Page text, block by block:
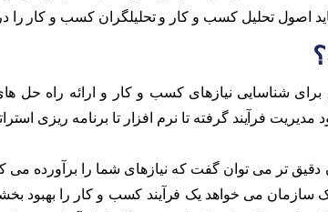
اصول تحلیل کسب و کار و تحلیلگران کسب و کار را
شناسایی نیازهای کسب و کار و ارائه راه حل
فرآیند گرفته تا نرم افزار تا برنامه ریزی
تر می توان گفت که نیازهای شما را برآورده می
یک سازمان می خواهد یک فرآیند کسب و کار را بهبود